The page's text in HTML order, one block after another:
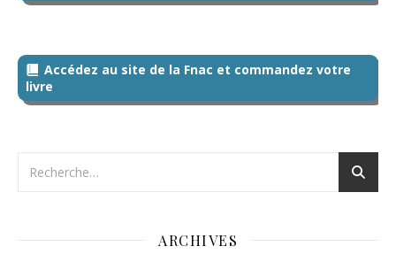
Accédez au site de la Fnac et commandez votre
livre
ARCHIVES